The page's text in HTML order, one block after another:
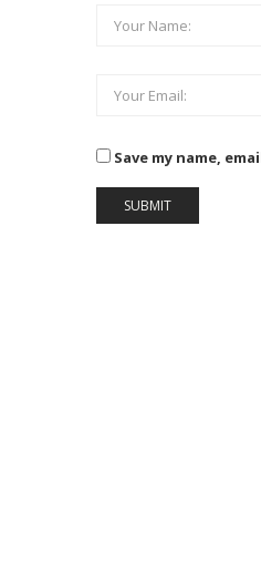
Save my name,